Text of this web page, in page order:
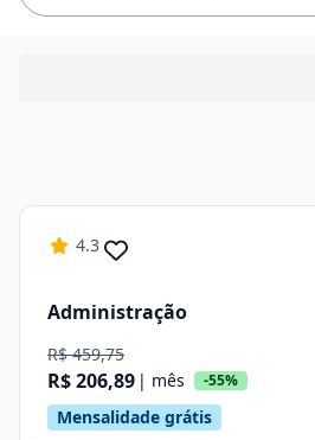
4.3
Administração
R$ 459,75
R$ 206,89 | mês -55%
Mensalidade grátis